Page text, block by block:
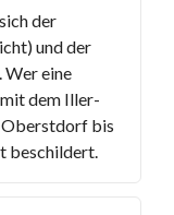
der
und der
Wer eine
dem Iller-
bis
beschildert.